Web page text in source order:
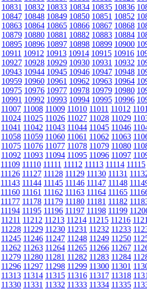
10831 10832 10833 10834 10835 10836
10847 10848 10849 10850 10851 10852
10863 10864 10865 10866 10867 10868
10879 10880 10881 10882 10883 10884
10895 10896 10897 10898 10899 10900
10911 10912 10913 10914 10915 10916
10927 10928 10929 10930 10931 10932
10943 10944 10945 10946 10947 10948
10959 10960 10961 10962 10963 10964
10975 10976 10977 10978 10979 10980
10991 10992 10993 10994 10995 10996
11007 11008 11009 11010 11011 11012
11024 11025 11026 11027 11028 11029
11041 11042 11043 11044 11045 11046
11058 11059 11060 11061 11062 11063
11075 11076 11077 11078 11079 11080
11092 11093 11094 11095 11096 11097
11109 11110 11111 11112 11113 11114 11115
11126 11127 11128 11129 11130 11131
11143 11144 11145 11146 11147 11148
11160 11161 11162 11163 11164 11165
11177 11178 11179 11180 11181 11182
11194 11195 11196 11197 11198 11199
11211 11212 11213 11214 11215 11216
11228 11229 11230 11231 11232 11233
11245 11246 11247 11248 11249 11250
11262 11263 11264 11265 11266 11267
11279 11280 11281 11282 11283 11284
11296 11297 11298 11299 11300 11301
11313 11314 11315 11316 11317 11318
11330 11331 11332 11333 11334 11335